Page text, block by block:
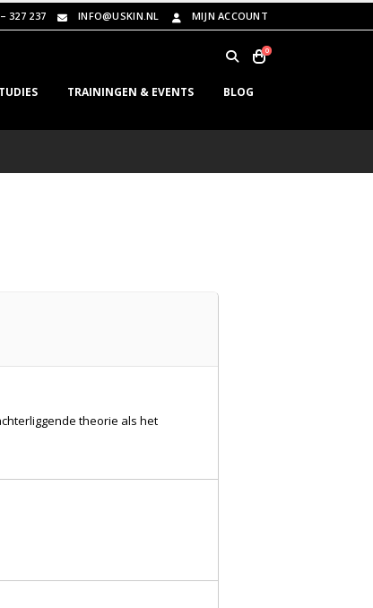
327 237 INFO@USKIN.NL MIJN ACCOUNT
0
TRAININGEN & EVENTS BLOG
theorie als het